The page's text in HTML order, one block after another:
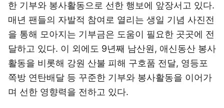
한 기부와 봉사활동으로 선한 행보에 앞장서고 있다.
매년 팬들의 자발적 참여로 열리는 생일 기념 사진전
을 통해 모아지는 기부금은 도움이 필요한 곳곳에 전
달하고 있다. 이 외에도 9년째 남산원, 애신동산 봉사
활동을 비롯해 강원 산불 피해 구호품 전달, 영등포
쪽방 연탄배달 등 꾸준한 기부와 봉사활동을 이어가
며 선한 영향력을 전하고 있다.